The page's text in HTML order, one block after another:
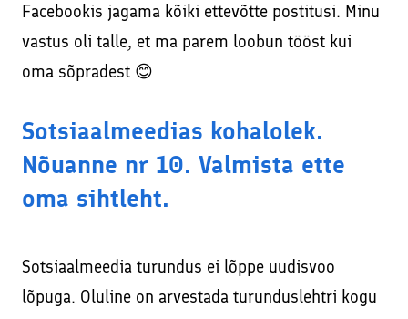
Facebookis jagama kõiki ettevõtte postitusi. Minu
vastus oli talle, et ma parem loobun tööst kui
oma sõpradest 😊
Sotsiaalmeedias kohalolek.
Nõuanne nr 10. Valmista ette
oma sihtleht.
Sotsiaalmeedia turundus ei lõppe uudisvoo
lõpuga. Oluline on arvestada turunduslehtri kogu